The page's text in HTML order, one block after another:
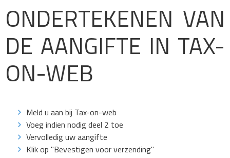
ONDERTEKENEN VAN
DE AANGIFTE IN TAX-
ON-WEB
Meld u aan bij Tax-on-web
Voeg indien nodig deel 2 toe
Vervolledig uw aangifte
Klik op "Bevestigen voor verzending"